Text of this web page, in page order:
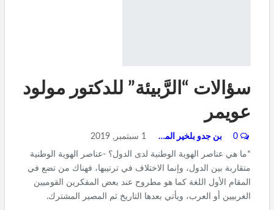
سؤالات “الرَّبيئة” للدكتور مولود
عويمر
بن جدو بلخير المشرف العام 1 سبتمبر, 2019
*ما هي عناصر الهوية الوطنية لدى الدول؟ -عناصر الهوية الوطنية
متقاربة بين الدول، وإنما الاختلاف في ترتيبها، فهناك من تضع في
المقام الأول اللغة كما هو مطروح عند بعض المفكرين القوميين
الغربيين أو العرب، ويأتي بعدها التاريخ ثم المصير المشترك.